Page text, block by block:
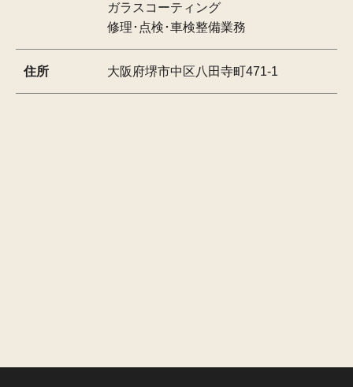
ガラスコーティング
修理･点検･車検整備業務
住所 大阪府堺市中区八田寺町471-1